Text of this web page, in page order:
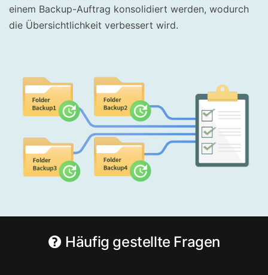
einem Backup-Auftrag konsolidiert werden, wodurch
die Übersichtlichkeit verbessert wird.
Häufig gestellte Fragen